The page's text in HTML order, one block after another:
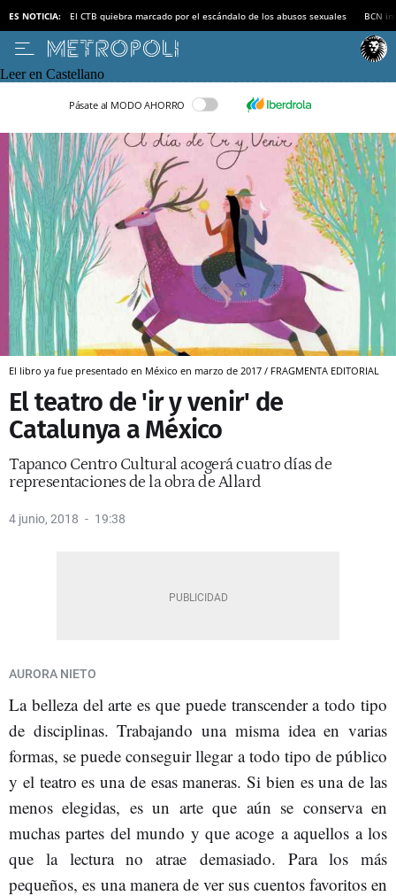
ES NOTICIA: El CTB quiebra marcado por el escándalo de los abusos sexuales BCN
Leer en Castellano
Pásate al MODO AHORRO
El libro ya fue presentado en México en marzo de 2017 / FRAGMENTA EDITORIAL
El teatro de 'ir y venir' de
Catalunya a México
Tapanco Centro Cultural acogerá cuatro días de
representaciones de la obra de Allard
4 junio, 2018 19:38
AURORA NIETO
La belleza del arte es que puede transcender a todo tipo
de disciplinas. Trabajando una misma idea en varias
formas, se puede conseguir llegar a todo tipo de público
y el teatro es una de esas maneras. Si bien es una de las
menos elegidas, es un arte que aún se conserva en
muchas partes del mundo y que acoge a aquellos a los
que la lectura no atrae demasiado. Para los más
pequeños, es una manera de ver sus cuentos favoritos en